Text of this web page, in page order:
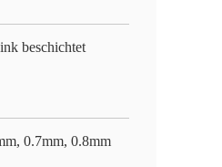
beschichtet
0.7mm, 0.8mm